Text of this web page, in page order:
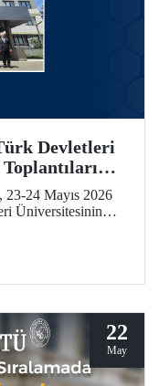
Devletleri
24 Mayıs 2026
Üniversitesinin
22
May